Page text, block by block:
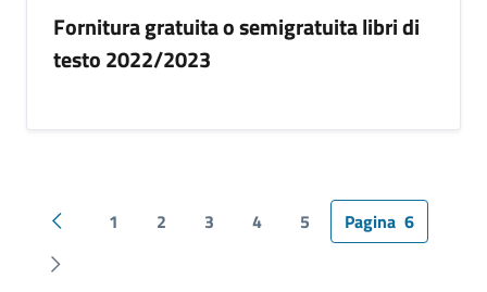
Fornitura gratuita o semigratuita libri di
testo 2022/2023
Pagina precedente
1 2 3 4 5 Pagina 6
Pagina successiva